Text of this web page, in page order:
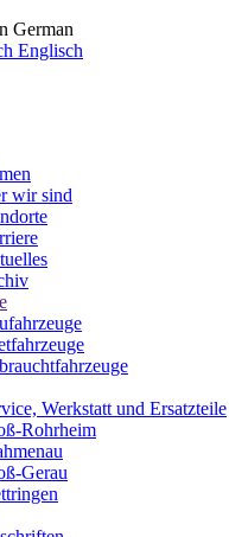
German
Englisch
wir sind
Werkstatt und Ersatzteile
Rohrheim
Gerau